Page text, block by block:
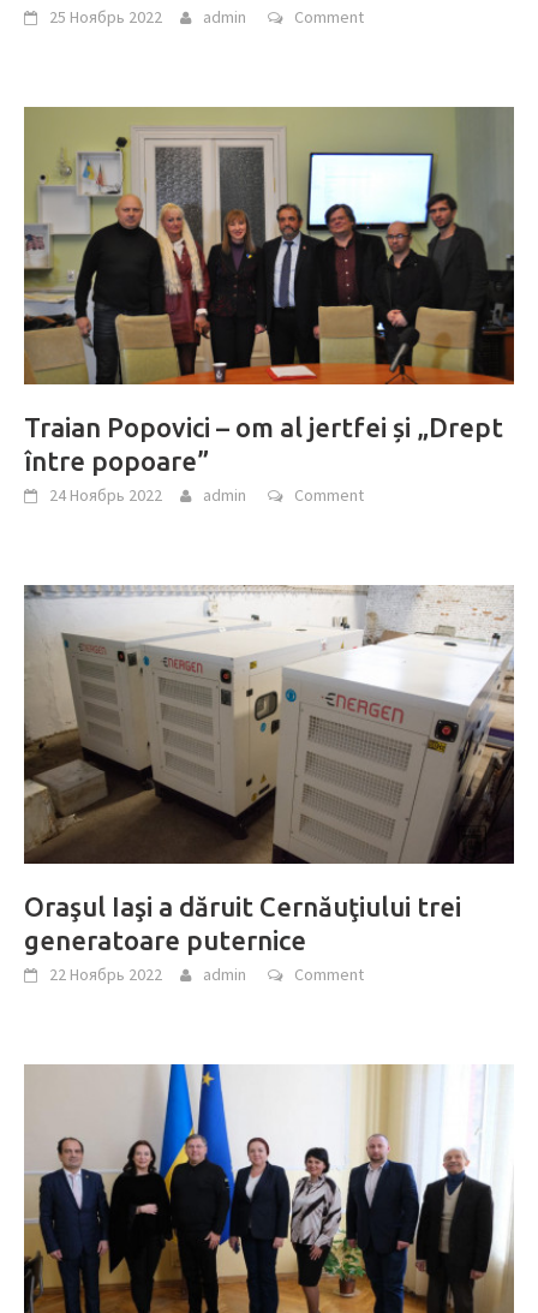
25 Ноябрь 2022 admin Comment
Traian Popovici – om al jertfei și „Drept
între popoare”
24 Ноябрь 2022 admin Comment
Oraşul Iaşi a dăruit Cernăuţiului trei
generatoare puternice
22 Ноябрь 2022 admin Comment